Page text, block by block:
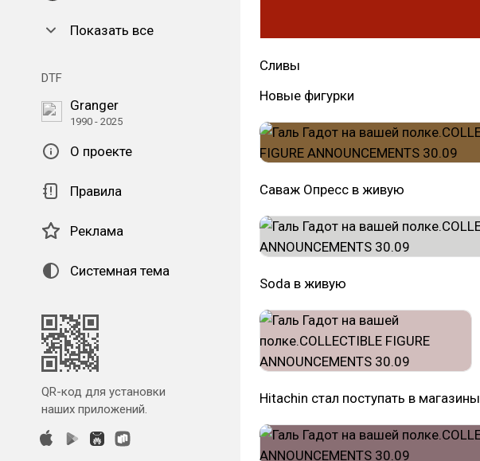
Показать все
DTF
Granger
1990 - 2025
О проекте
Правила
Реклама
Системная тема
QR-код для установки
наших приложений.
Сливы
Новые фигурки
Саваж Опресс в живую
Soda в живую
Hitachin стал поступать в магазины